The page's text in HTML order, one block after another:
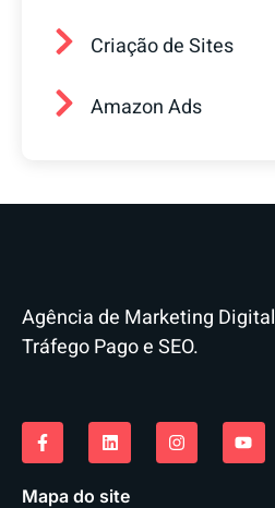
Criação de Sites
Amazon Ads
Agência de Marketing
Tráfego Pago e SEO.
Mapa do site